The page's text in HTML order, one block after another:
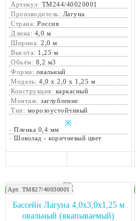
Артикул: ТМ244/40020001
Производитель: Лагуна
Страна:Россия
Длина: 4,0 м
Ширина:2,0 м
Высота: 1,25 м
Объём: 8,2 м3
Форма: овальный
Модель:4,0 х 2,0 х 1,25 м
Конструкция: каркасный
Монтаж:заглубление
Тип: морозоустойчивый
※
-Пленка 0,4 мм
-Шоколад - коричневый цвет
Закажите монтаж!
Арт. ТМ827/40030001
Бассейн Лагуна 4,0х3,0х1,25 м
овальный (вкапываемый)